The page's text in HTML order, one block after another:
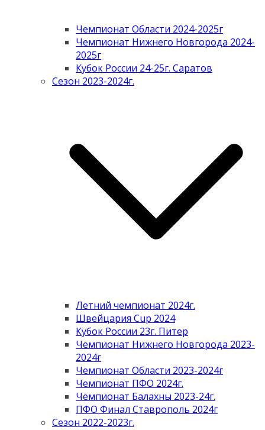
Чемпионат Области 2024-2025г
Чемпионат Нижнего Новгорода 2024-
2025г
Кубок России 24-25г. Саратов
Сезон 2023-2024г.
Летний чемпионат 2024г.
Швейцария Cup 2024
Кубок России 23г. Питер
Чемпионат Нижнего Новгорода 2023-
2024г
Чемпионат Области 2023-2024г
Чемпионат ПФО 2024г.
Чемпионат Балахны 2023-24г.
ПФО Финал Ставрополь 2024г
Сезон 2022-2023г.